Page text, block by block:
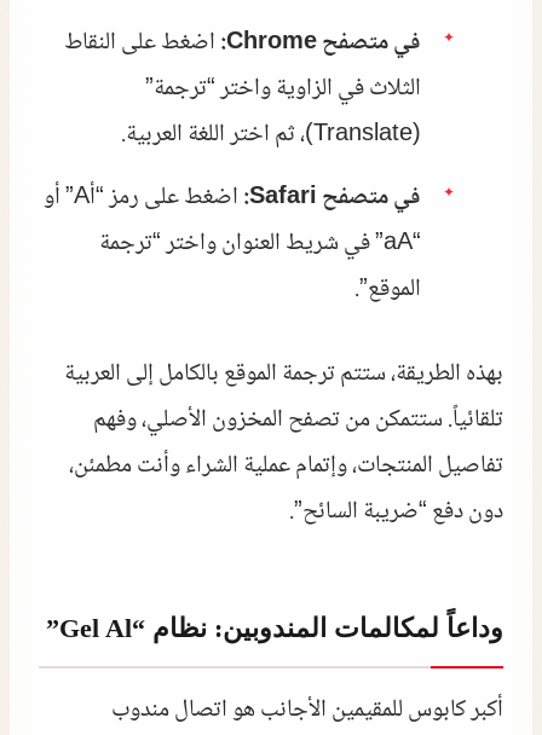
في متصفح Chrome:
اضغط على النقاط
الثلاث في الزاوية واختر “ترجمة”
(Translate)، ثم اختر اللغة العربية.
في متصفح Safari:
اضغط على رمز “أA” أو
“aA” في شريط العنوان واختر “ترجمة
الموقع”.
بهذه الطريقة، ستتم ترجمة الموقع بالكامل إلى العربية
تلقائياً. ستتمكن من تصفح المخزون الأصلي، وفهم
تفاصيل المنتجات، وإتمام عملية الشراء وأنت مطمئن،
دون دفع “ضريبة السائح”.
وداعاً لمكالمات المندوبين: نظام “Gel Al”
أكبر كابوس للمقيمين الأجانب هو اتصال مندوب